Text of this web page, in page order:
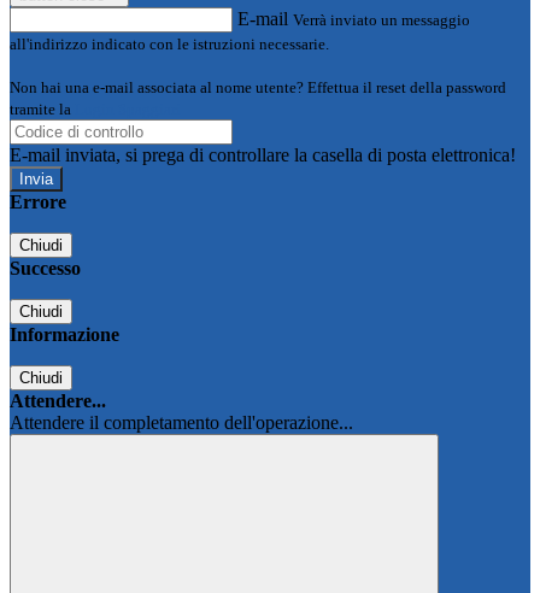
E-mail Verrà inviato un messaggio
all'indirizzo indicato con le istruzioni necessarie.
Non hai una e-mail associata al nome utente? Effettua il reset della password
tramite la
E-mail inviata, si prega di controllare la casella di posta elettronica!
Errore
Chiudi
Successo
Chiudi
Informazione
Chiudi
Attendere...
Attendere il completamento dell'operazione...